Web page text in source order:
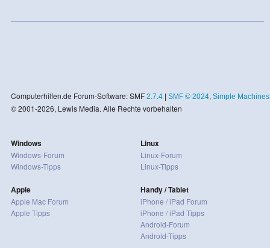
Computerhilfen.de Forum-Software: SMF 2.7.4| SMF © 2024, Simple Machines
© 2001-2026, Lewis Media. Alle Rechte vorbehalten
Windows
Windows-Forum
Windows-Tipps
Apple
Apple Mac Forum
Apple Tipps
Linux
Linux-Forum
Linux-Tipps
Handy / Tablet
iPhone / iPad Forum
iPhone / iPad Tipps
Android-Forum
Android-Tipps